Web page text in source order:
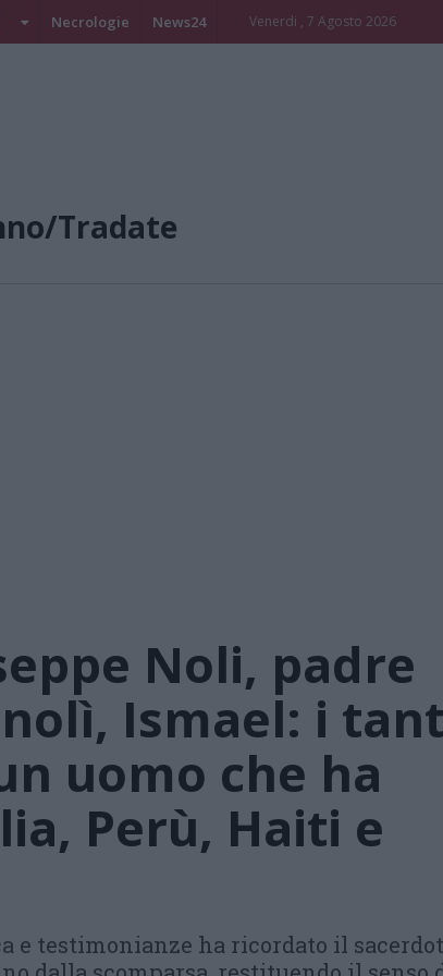
Necrologie News24 Venerdi , 7 Agosto 2026
Tradate
Noli, padre
Ismael: i
uomo che ha
Perù, Haiti e
e testimonianze ha ricordato il